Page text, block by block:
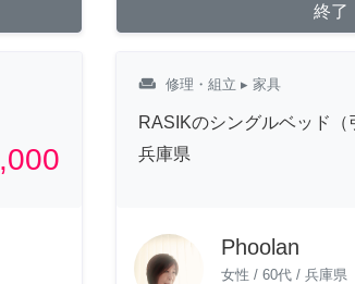
終了
weekend 修理・組立 ▸ 家具
RASIKのシングルベッド（
兵庫県
Phoolan
女性 / 60代/ 兵庫県